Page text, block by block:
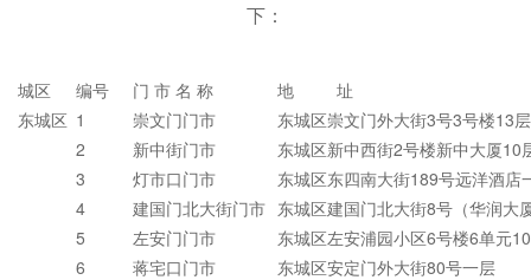
下：
城区 编号 门 市 名 称
地 址
东城区 1 崇文门门市
东城区崇文门外大街3号3号楼13
2
新中街门市
东城区新中西街2号楼新中大厦10
3
灯市口门市
东城区东四南大街189号远洋酒店
4
建国门北大街门市 东城区建国门北大街8号（华润大
5
左安门门市
东城区左安浦园小区6号楼6单元
6
蒋宅口门市
东城区安定门外大街80号一层